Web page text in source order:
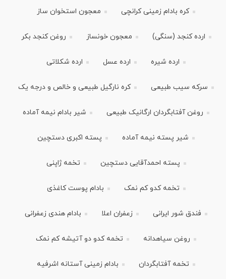
کره بادام زمینی کرانچی معجون استخوان ساز
ارده کنجد (سنگی) معجون خونساز روغن کنجد بکر
ارده شیره ارده عسل ارده شکلاتی
سرکه سیب طبیعی کره نارگیل طبیعی و خالص و درجه یک
روغن آفتابگردان ارگانیک طبیعی شیر بادام نیمه آماده
شیر پسته نیمه آماده پسته اکبری دستچین
پسته احمدآقایی دستچین تخمه ژاپنی
تخمه کدو کم نمک بادام پوست کاغذی
فندق شور ایرانی زعفران اعلا بادام هندی زعفرانی
روغن سیاهدانه تخمه کدو دو آتیشه کم نمک
تخمه آفتابگردان بادام زمینی آستانه اشرفیه